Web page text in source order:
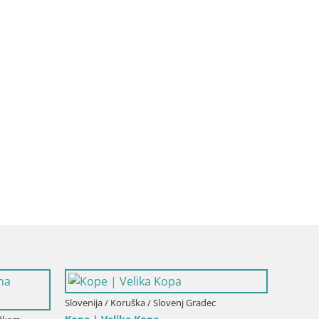
Slovenija / Koruška / Slovenj Gradec